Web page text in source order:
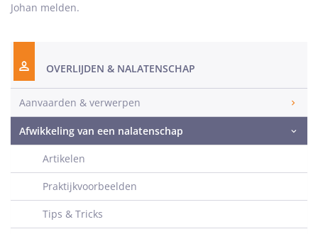
Johan melden.
OVERLIJDEN & NALATENSCHAP
Aanvaarden & verwerpen
Afwikkeling van een nalatenschap
Artikelen
Praktijkvoorbeelden
Tips & Tricks